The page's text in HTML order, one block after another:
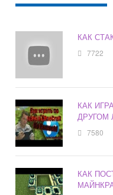
КАК
7722
КАК
ДРУГОМ
7580
КАК